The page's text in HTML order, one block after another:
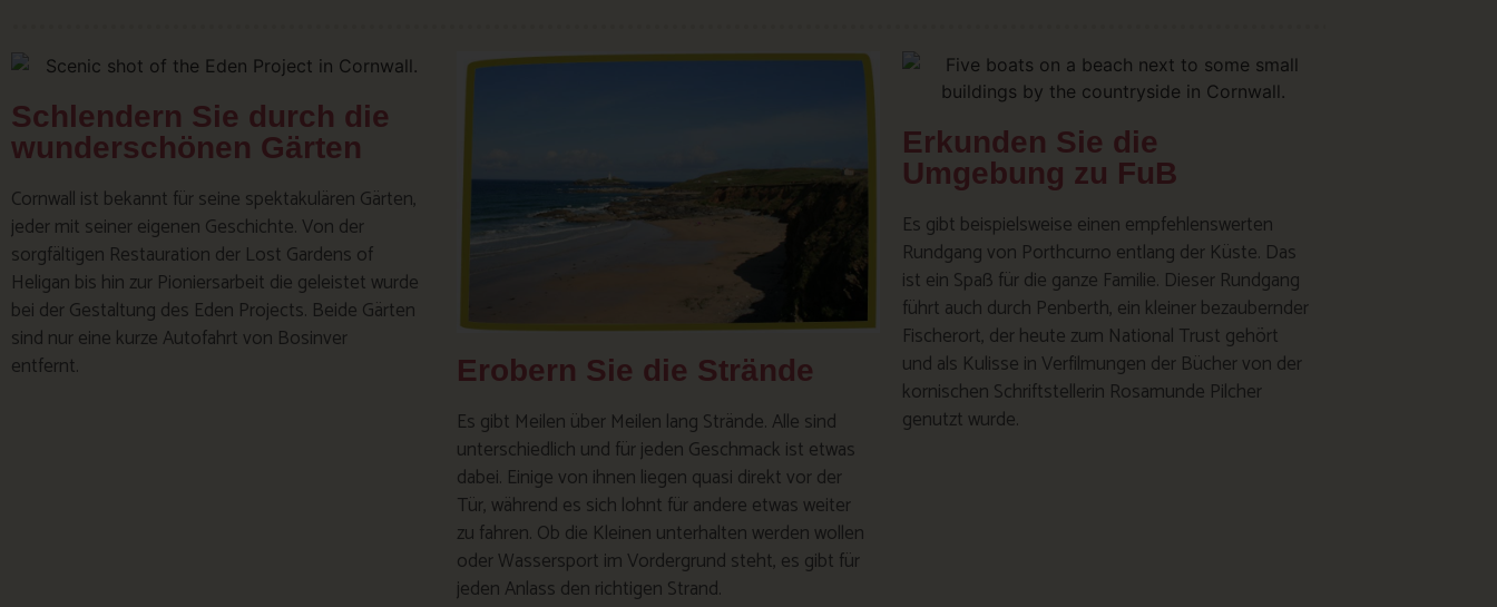
Schlendern Sie durch die
wunderschönen Gärten
Cornwall ist bekannt für seine spektakulären Gärten,
jeder mit seiner eigenen Geschichte. Von der
sorgfältigen Restauration der Lost Gardens of
Heligan bis hin zur Pioniersarbeit die geleistet wurde
bei der Gestaltung des Eden Projects. Beide Gärten
sind nur eine kurze Autofahrt von Bosinver
entfernt.
Erobern Sie die Strände
Es gibt Meilen über Meilen lang Strände. Alle sind
unterschiedlich und für jeden Geschmack ist etwas
dabei. Einige von ihnen liegen quasi direkt vor der
Tür, während es sich lohnt für andere etwas weiter
zu fahren. Ob die Kleinen unterhalten werden wollen
oder Wassersport im Vordergrund steht, es gibt für
jeden Anlass den richtigen Strand.
Erkunden Sie die
Umgebung zu FuB
Es gibt beispielsweise einen empfehlenswerten
Rundgang von Porthcurno entlang der Küste. Das
ist ein Spaß für die ganze Familie. Dieser Rundgang
führt auch durch Penberth, ein kleiner bezaubernder
Fischerort, der heute zum National Trust gehört
und als Kulisse in Verfilmungen der Bücher von der
kornischen Schriftstellerin Rosamunde Pilcher
genutzt wurde.